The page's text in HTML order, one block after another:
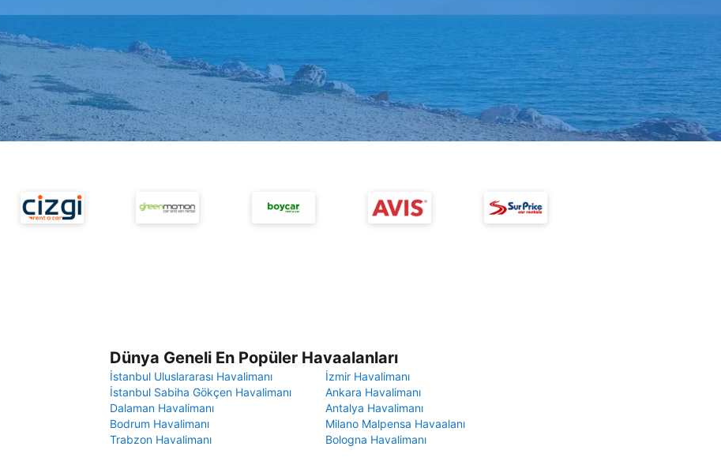
Dünya Geneli En Popüler Havaalanları
İstanbul Uluslararası Havalimanı
İzmir Havalimanı
İstanbul Sabiha Gökçen Havalimanı
Ankara Havalimanı
Dalaman Havalimanı
Antalya Havalimanı
Bodrum Havalimanı
Milano Malpensa Havaalanı
Trabzon Havalimanı
Bologna Havalimanı